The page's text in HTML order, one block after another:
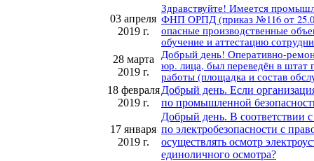
03 апреля
2019 г.
Здравствуйте! Имеется
ФНП ОРПД (приказ №116 от
опасные производственные
обучение и аттестацию
28 марта
2019 г.
Добрый день! Оперативно-
юр. лица, был переведён в штат
работы (площадка и состав
18 февраля
2019 г.
Добрый день. Если
по промышленной
17 января
2019 г.
Добрый день. В соответствии
по электробезопасности с
осуществлять осмотр
единоличного осмотра?